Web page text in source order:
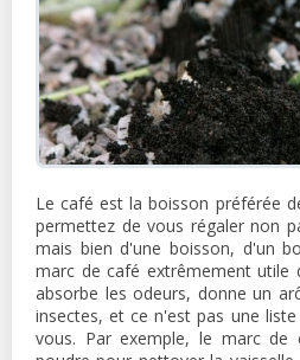
Le café est la boisson préférée
permettez de vous régaler non
mais bien d'une boisson, d'un
marc de café extrêmement utile
absorbe les odeurs, donne un
insectes, et ce n'est pas une
vous. Par exemple, le marc de